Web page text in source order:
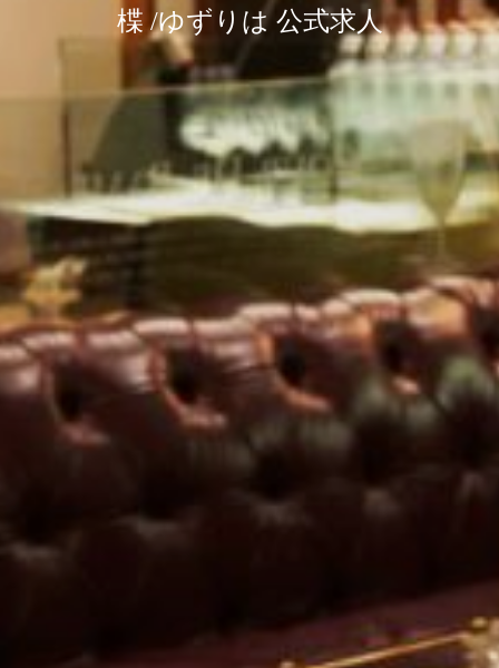
楪 /ゆずりは 公式求人
楪 /ゆずりは 公式求人
楪 /ゆずりは 公式求人